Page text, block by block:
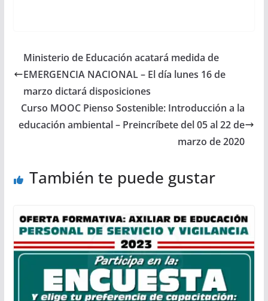
Ministerio de Educación acatará medida de
EMERGENCIA NACIONAL – El día lunes 16 de
marzo dictará disposiciones
Curso MOOC Pienso Sostenible: Introducción a la
educación ambiental – Preincríbete del 05 al 22 de
marzo de 2020
También te puede gustar